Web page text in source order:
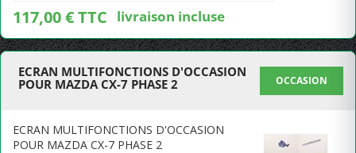
117,00 € TTC livraison incluse
ECRAN MULTIFONCTIONS D'OCCASION
POUR MAZDA CX-7 PHASE 2
OCCASION
ECRAN MULTIFONCTIONS D'OCCASION
POUR MAZDA CX-7 PHASE 2